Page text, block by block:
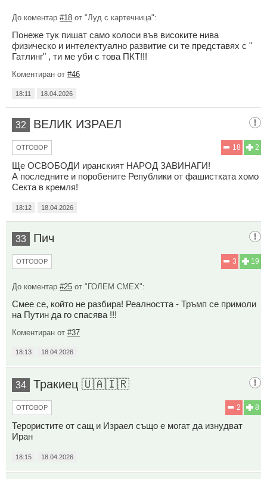
До коментар #18 от "Луд с картечница":
Понеже тук пишат само колоси във високите нива
физическо и интелектуално развитие си те представях с "
Гатлинг" , ти ме уби с това ПКТ!!!
Коментиран от #46
18:11 18.04.2026
32 ВЕЛИК ИЗРАЕЛ
2
18
ОТГОВОР
Ще ОСВОБОДИ иранският НАРОД ЗАВИНАГИ!
А последните и поробените Републики от фашистката хомо
Секта в кремля!
18:12 18.04.2026
33 Пич
19
3
ОТГОВОР
До коментар #25 от "ГОЛЕМ СМЕХ":
Смее се, който не разбира! Реалността - Тръмп се примоли
на Путин да го спасява !!!
Коментиран от #37
18:13 18.04.2026
34 Тракиец 🇺🇦🇮🇷
8
2
ОТГОВОР
Терористите от сащ и Израел също е могат да изнудват
Иран
18:15 18.04.2026